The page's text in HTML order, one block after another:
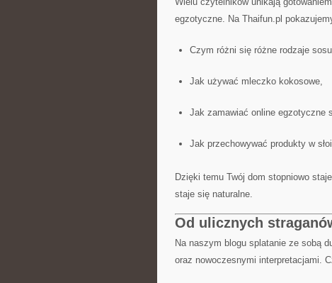
egzotyczne. Na Thaifun.pl
Czym różni się różne rodzaje
Jak używać mleczko kokosowe,
Jak zamawiać online egzotyczne
Jak przechowywać produkty w
Dzięki temu Twój dom stopniowo
staje się naturalne.
Od ulicznych
Na naszym blogu splatanie ze sobą
oraz nowoczesnymi interpretacjami.